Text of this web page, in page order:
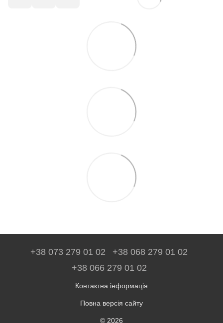
+38 073 279 01 02
+38 068 279 01 02
+38 066 279 01 02
Контактна інформація
Повна версія сайту
© 2026